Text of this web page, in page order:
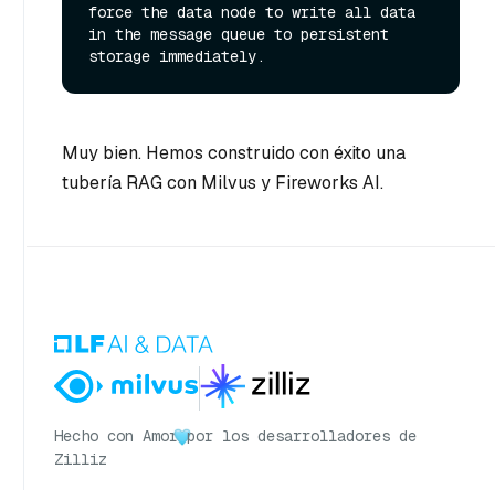
force the data node to write all data
in the message queue to persistent
Muy bien. Hemos construido con éxito una
tubería RAG con Milvus y Fireworks AI.
Hecho con Amor por los desarrolladores de
Zilliz